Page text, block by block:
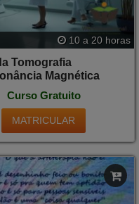
10 a 20 horas
Tomografia
Magnética
Curso Gratuito
MATRICULAR